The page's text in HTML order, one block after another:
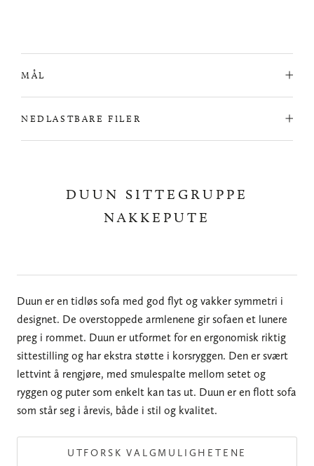
MÅL
NEDLASTBARE FILER
DUUN SITTEGRUPPE
NAKKEPUTE
Duun er en tidløs sofa med god flyt og vakker symmetri i
designet. De overstoppede armlenene gir sofaen et lunere
preg i rommet. Duun er utformet for en ergonomisk riktig
sittestilling og har ekstra støtte i korsryggen. Den er svært
lettvint å rengjøre, med smulespalte mellom setet og
ryggen og puter som enkelt kan tas ut. Duun er en flott sofa
som står seg i årevis, både i stil og kvalitet.
UTFORSK VALGMULIGHETENE